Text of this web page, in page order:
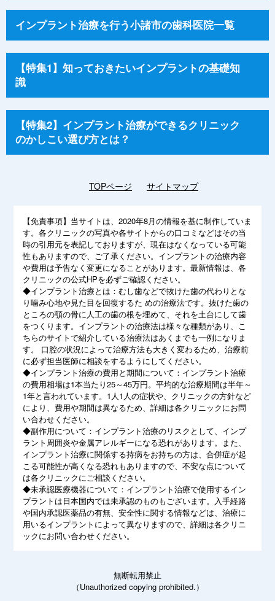
インプラント治療を行う小諸市の歯科医院一覧
【特集1】知っておきたいインプラントの基礎知
識
【特集2】インプラント治療ができるクリニック
のかしこい選び方とは？
TOPページ サイトマップ
【免責事項】 当サイトは、2020年8月の情報を基に制作していま
す。各クリニックの写真や各サイトからの口コミなどはその当
時の引用元を表記しておりますが、現在はなくなっている可能
性もありますので、ご了承ください。インプラントの治療内容
や費用は予告なく変更になることがあります。最新情報は、各
クリニックの公式HPを必ずご確認ください。
◆インプラント治療とは：むし歯などで抜けた歯の代わりとな
り噛み心地や見た目を回復するた めの治療法です。抜けた歯の
ところの顎の骨に人工の歯の根を埋めて、それを土台にして歯
をつくります。インプラントの治療法は様々な種類があり、こ
ちらのサイトで紹介している治療法はあくまでも一例になりま
す。 口腔の状況によって治療方法も大きく変わるため、治療前
に必ず担当医師に相談をするようにしてください。
◆インプラント治療の費用と期間について：インプラント治療
の費用相場は1本当たり25～45万円。平均的な治療期間は半年～
1年と言われています。1人1人の症状や、クリニックの方針など
により、費用や期間は異なるため、詳細は各クリニックにお問
い合わせください。
◆副作用について：インプラント治療のリスクとして、インプ
ラント周囲炎や金属アレルギーになる恐れがあります。また、
インプラント治療に関係する持病をお持ちの方は、合併症が起
こる可能性が高くなる恐れもありますので、不安な点について
は各クリニックにご相談ください。
◆未承認医療機器について：インプラント治療で使用するイン
プラントは日本国内では未承認のものもございます。入手経路
や国内承認医薬品の有無、安全性に関する情報などは、治療に
用いるインプラントによって異なりますので、詳細は各クリニ
ックにお問い合わせください。
無断転用禁止
（Unauthorized copying prohibited.）